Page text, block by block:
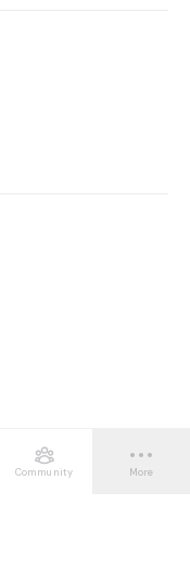
Community More